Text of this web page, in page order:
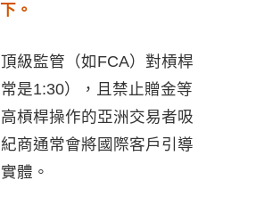
。
級監管（如FCA）對槓桿
是1:30），且禁止贈金等
槓桿操作的亞洲交易者吸
商通常會將國際客戶引導
體。